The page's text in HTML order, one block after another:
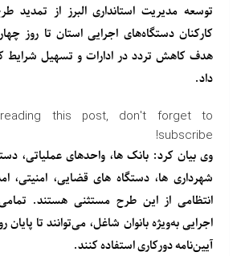
توسعه مدیریت استانداری البرز از تمدید
هدف کاهش تردد در ادارات و تسهیل شرایط
داد.
this post, don't forget to
subscribe!
وی بیان کرد: بانک ها، واحدهای عملیاتی،
شهرداری ها، دستگاه های قضایی، امنیتی،
انتظامی از این طرح مستثنی هستند.
اجرایی به‌ویژه بانوان شاغل، می‌توانند تا
آیین‌نامه دورکاری استفاده کنند.